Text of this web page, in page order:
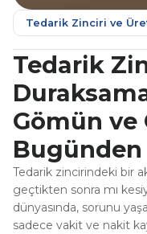
Tedarik Zinciri ve
Tedarik
Gömün ve
Bugünden
Tedarik zincirindeki bir
geçtikten sonra mı
dünyasında, sorunu
sadece vakit ve nakit